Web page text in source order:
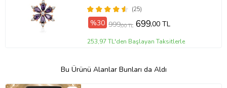
(25)
%30 999,00 TL 699,00 TL
253,97 TL'den Başlayan Taksitlerle
Bu Ürünü Alanlar Bunları da Aldı